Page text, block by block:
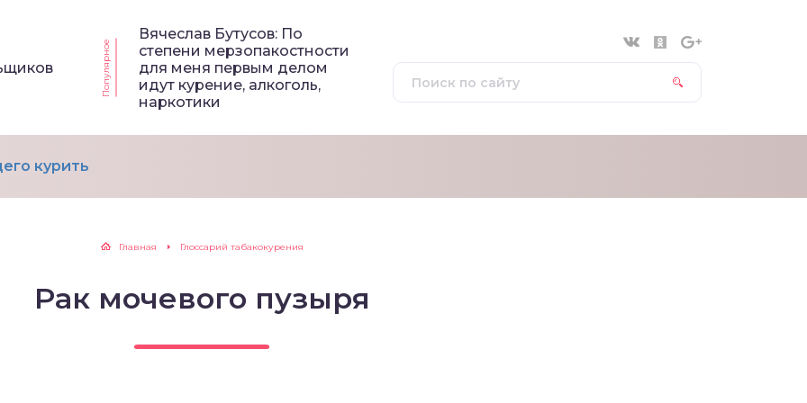
Популярное
Вячеслав Бутусов: По
степени мерзопакостности
для меня первым делом
идут курение, алкоголь,
наркотики
курить
Главная Глоссарий табакокурения
Рак мочевого пузыря